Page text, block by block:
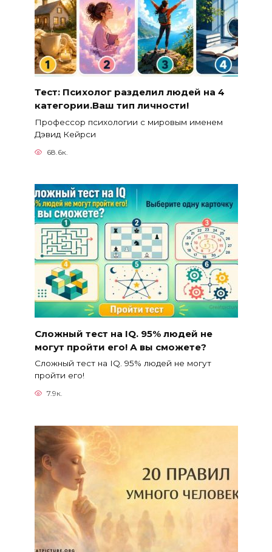
Тест: Психолог разделил людей на 4
категории.Ваш тип личности!
Профессор психологии с мировым именем
Дэвид Кейрси
68.6к.
Сложный тест на IQ. 95% людей не
могут пройти его! А вы сможете?
Сложный тест на IQ. 95% людей не могут
пройти его!
7.9к.